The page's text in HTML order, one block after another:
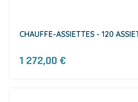
CHAUFFE-ASSIETTES - 120
1 272,00 €